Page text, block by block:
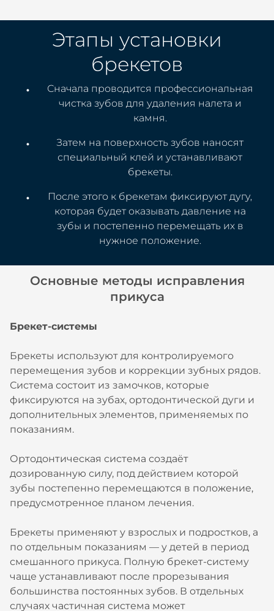
Этапы установки
брекетов
Сначала проводится профессиональная
чистка зубов для удаления налета и
камня.
Затем на поверхность зубов наносят
специальный клей и устанавливают
брекеты.
После этого к брекетам фиксируют дугу,
которая будет оказывать давление на
зубы и постепенно перемещать их в
нужное положение.
Основные методы исправления
прикуса
Брекет-системы
Брекеты используют для контролируемого
перемещения зубов и коррекции зубных рядов.
Система состоит из замочков, которые
фиксируются на зубах, ортодонтической дуги и
дополнительных элементов, применяемых по
показаниям.
Ортодонтическая система создаёт
дозированную силу, под действием которой
зубы постепенно перемещаются в положение,
предусмотренное планом лечения.
Брекеты применяют у взрослых и подростков, а
по отдельным показаниям — у детей в период
смешанного прикуса. Полную брекет-систему
чаще устанавливают после прорезывания
большинства постоянных зубов. В отдельных
случаях частичная система может